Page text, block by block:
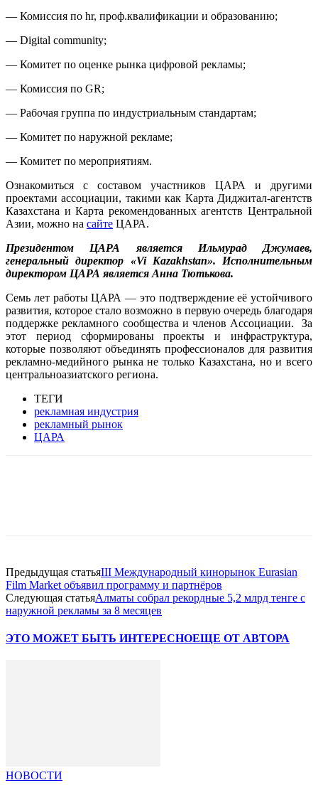
— Комиссия по hr, проф.квалификации и образованию;
— Digital community;
— Комитет по оценке рынка цифровой рекламы;
— Комиссия по GR;
— Рабочая группа по индустриальным стандартам;
— Комитет по наружной рекламе;
— Комитет по мероприятиям.
Ознакомиться с составом участников ЦАРА и другими
проектами ассоциации, такими как Карта Диджитал-агентств
Казахстана и Карта рекомендованных агентств Центральной
Азии, можно на сайте ЦАРА.
Президентом ЦАРА является Ильмурад Джумаев,
генеральный директор «Vi Kazakhstan». Исполнительным
директором ЦАРА является Анна Тютькова.
Семь лет работы ЦАРА — это подтверждение её устойчивого
развития, которое стало возможно в первую очередь благодаря
поддержке рекламного сообщества и членов Ассоциации. За
этот период сформированы проекты и инфраструктура,
которые позволяют объединять профессионалов для развития
рекламно-медийного рынка не только Казахстана, но и всего
центральноазиатского региона.
ТЕГИ
рекламная индустрия
рекламный рынок
ЦАРА
Предыдущая статьяIII Международный кинорынок Eurasian
Film Market объявил программу и партнёров
Следующая статьяАлматы собрал рекордные 5,2 млрд тенге с
наружной рекламы за 8 месяцев
ЭТО МОЖЕТ БЫТЬ ИНТЕРЕСНОЕЩЕ ОТ АВТОРА
НОВОСТИ